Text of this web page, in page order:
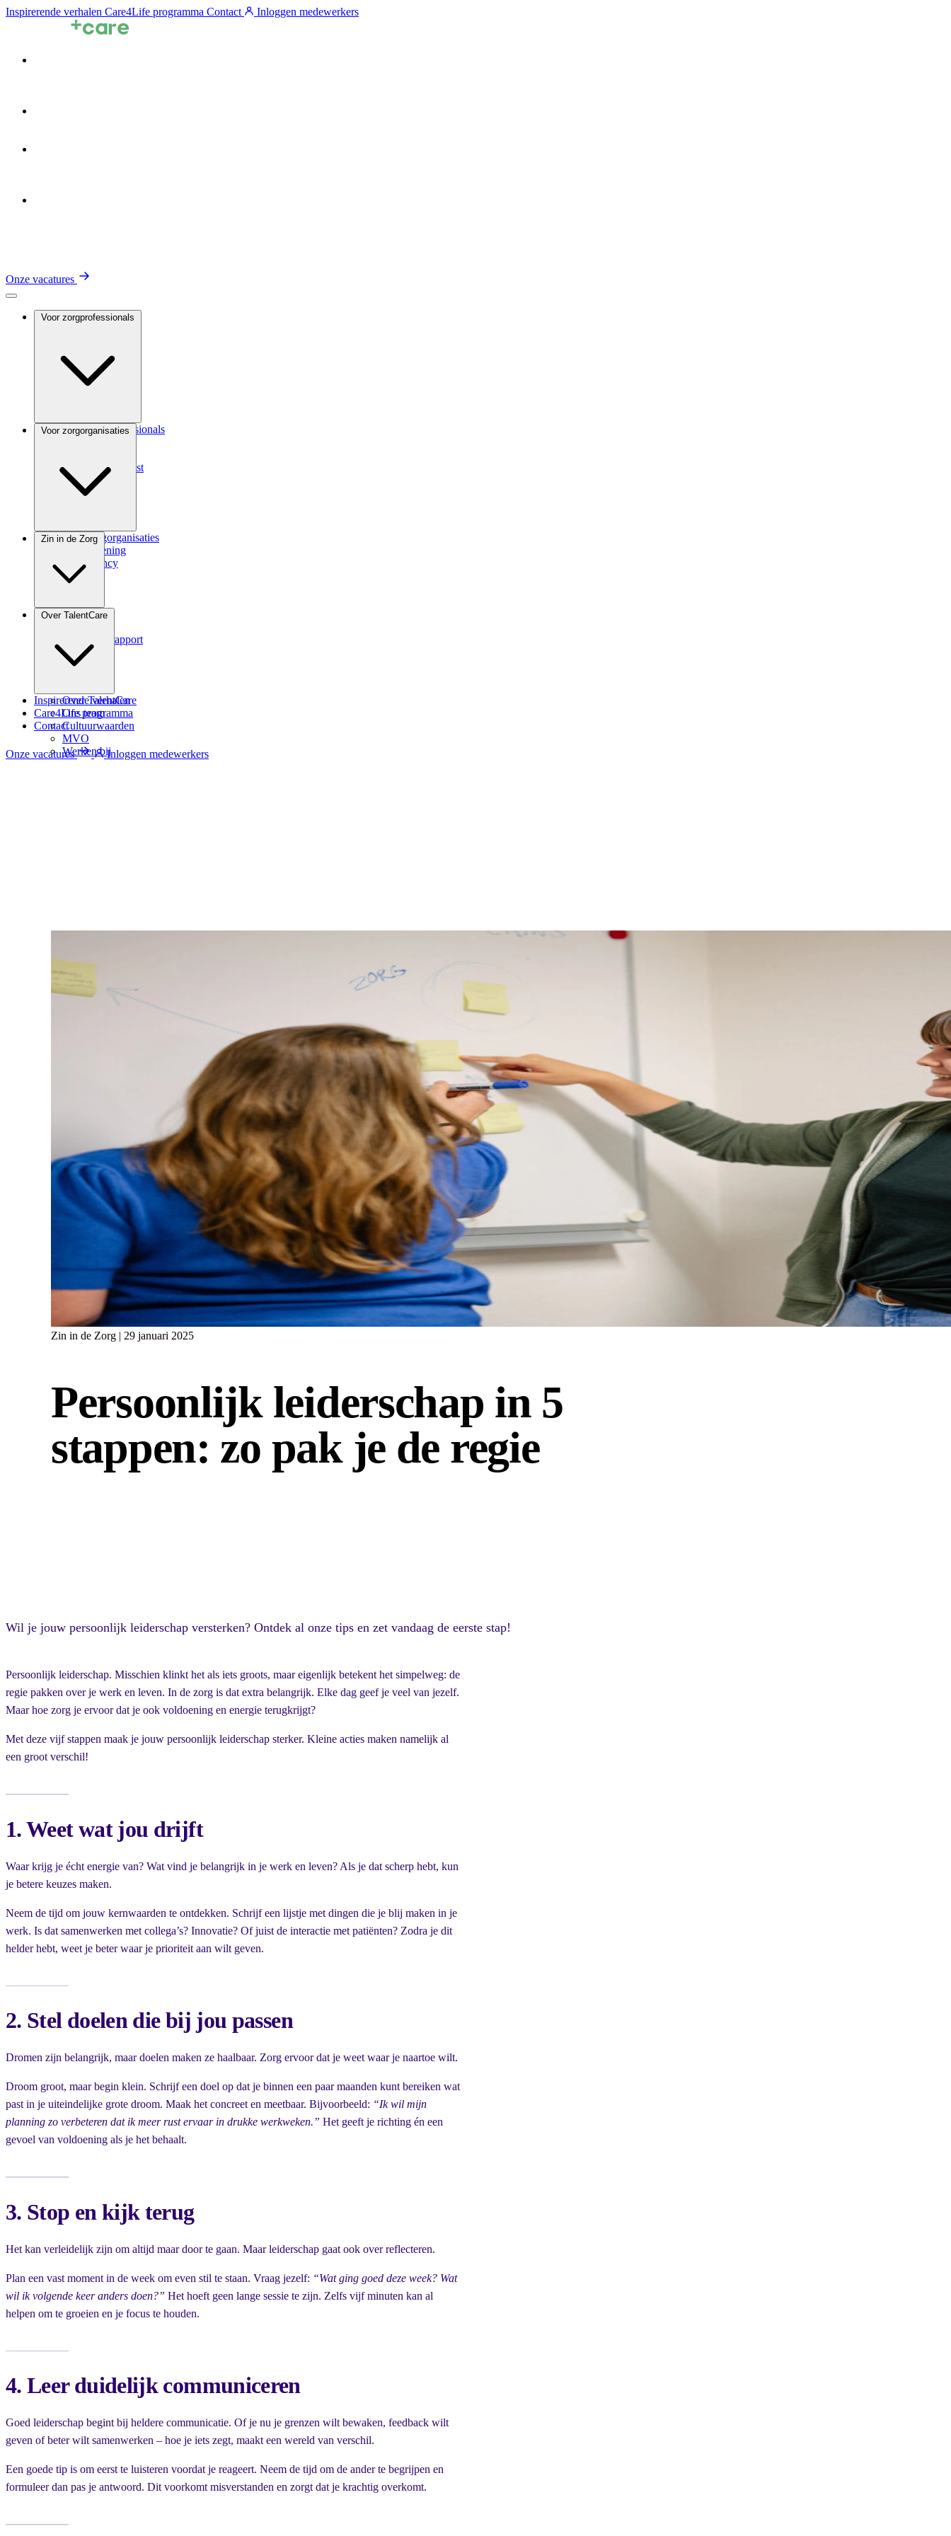
Inspirerende verhalen Care4Life programma Contact Inloggen medewerkers
Onze vacatures
Voor zorgprofessionals
Voor zorgprofessionals
Medisch specialist
Voor zorgorganisaties
Voor zorgorganisaties
Zorgverlening
Consultancy
Zin in de Zorg
Zindicator
Zindicator rapport
Over TalentCare
Over TalentCare
Ons team
Cultuurwaarden
MVO
Werken bij
Inspirerende verhalen
Care4Life programma
Contact
Onze vacatures Inloggen medewerkers
Zin in de Zorg | 29 januari 2025
Persoonlijk leiderschap in 5
stappen: zo pak je de regie
Wil je jouw persoonlijk leiderschap versterken? Ontdek al onze tips en zet vandaag de eerste stap!
Persoonlijk leiderschap. Misschien klinkt het als iets groots, maar eigenlijk betekent het simpelweg: de
regie pakken over je werk en leven. In de zorg is dat extra belangrijk. Elke dag geef je veel van jezelf.
Maar hoe zorg je ervoor dat je ook voldoening en energie terugkrijgt?
Met deze vijf stappen maak je jouw persoonlijk leiderschap sterker. Kleine acties maken namelijk al
een groot verschil!
1. Weet wat jou drijft
Waar krijg je écht energie van? Wat vind je belangrijk in je werk en leven? Als je dat scherp hebt, kun
je betere keuzes maken.
Neem de tijd om jouw kernwaarden te ontdekken. Schrijf een lijstje met dingen die je blij maken in je
werk. Is dat samenwerken met collega’s? Innovatie? Of juist de interactie met patiënten? Zodra je dit
helder hebt, weet je beter waar je prioriteit aan wilt geven.
2. Stel doelen die bij jou passen
Dromen zijn belangrijk, maar doelen maken ze haalbaar. Zorg ervoor dat je weet waar je naartoe wilt.
Droom groot, maar begin klein. Schrijf een doel op dat je binnen een paar maanden kunt bereiken wat
past in je uiteindelijke grote droom. Maak het concreet en meetbaar. Bijvoorbeeld: “Ik wil mijn
planning zo verbeteren dat ik meer rust ervaar in drukke werkweken.” Het geeft je richting én een
gevoel van voldoening als je het behaalt.
3. Stop en kijk terug
Het kan verleidelijk zijn om altijd maar door te gaan. Maar leiderschap gaat ook over reflecteren.
Plan een vast moment in de week om even stil te staan. Vraag jezelf: “Wat ging goed deze week? Wat
wil ik volgende keer anders doen?” Het hoeft geen lange sessie te zijn. Zelfs vijf minuten kan al
helpen om te groeien en je focus te houden.
4. Leer duidelijk communiceren
Goed leiderschap begint bij heldere communicatie. Of je nu je grenzen wilt bewaken, feedback wilt
geven of beter wilt samenwerken – hoe je iets zegt, maakt een wereld van verschil.
Een goede tip is om eerst te luisteren voordat je reageert. Neem de tijd om de ander te begrijpen en
formuleer dan pas je antwoord. Dit voorkomt misverstanden en zorgt dat je krachtig overkomt.